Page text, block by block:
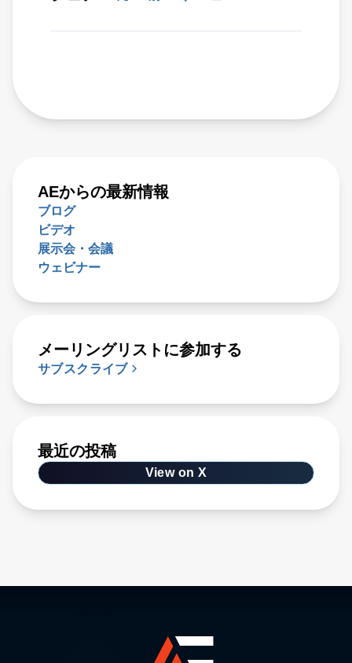
AEからの最新情報
ブログ
ビデオ
展示会・会議
ウェビナー
メーリングリストに参加する
サブスクライブ
最近の投稿
View on X